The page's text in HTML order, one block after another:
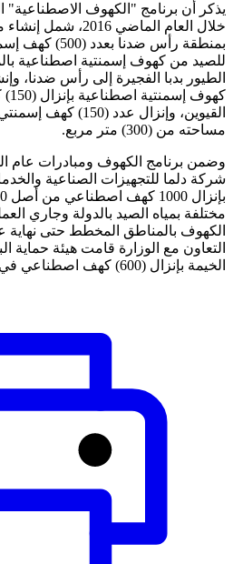
يذكر أن برنامج "الكهوف الاصطناعية"
خلال العام الماضي
للصيد من كهوف إسمنتية اصطناعية
القيوين، وإنزال
مساحته من (300) متر مربع.
شركة دلما للتجهيزات الصناعية
مختلفة بمياه الصيد بالدولة وجاري
التعاون مع الوزارة قامت هيئة حماية
الخيمة بإنزال (600) كهف اصطناعي في منطقة محمية بالإمارة.